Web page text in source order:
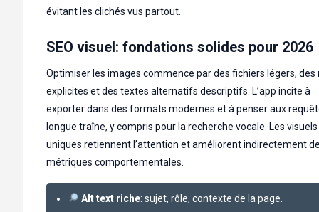
évitant les clichés vus partout.
SEO visuel: fondations solides pour 2026
Optimiser les images commence par des fichiers légers, des
explicites et des textes alternatifs descriptifs. L’app incite à
exporter dans des formats modernes et à penser aux
longue traîne, y compris pour la recherche vocale. Les visuels
uniques retiennent l’attention et améliorent indirectement
métriques comportementales.
Alt text riche: sujet, rôle, contexte de la page.